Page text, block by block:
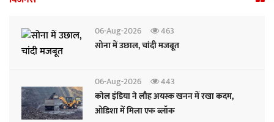
06-Aug-2026
463
सोना में उछाल, चांदी मजबूत
06-Aug-2026
443
कोल इंडिया ने लौह अयस्क खनन में रखा कदम,
ओडिशा में मिला एक ब्लॉक